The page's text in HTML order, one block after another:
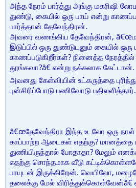
அந்த நேரம் பார்த்து அங்கு மகரிஷி
துண்டு, கையில் ஒரு பாய் என்று
பார்த்தான் தேவேந்திரன்.
அவரை வணங்கிய தேவேந்திரன்,
இடுப்பில் ஒரு துண்டுடனும் கையில் ஒரு
காணப்படுகிறீர்கள்? நினைத்த
தூங்கவா?â€ என்று நக்கலாக கேட்டான்.
அவனது கேள்வியின் உட்கருத்தை
புன்சிரிப்போடு பணிவோடு பதிலளித்தார்.
â€œதேவேந்திரா இந்த உடலோ ஒரு
காப்பாற்ற ஆடைகள் எதற்கு? மானத்தை
துணியிருந்தால் போதாதா? மேலும்
எதற்கு சொந்தமாக வீடு
பாயுடன் இருக்கிறேன். வெயிலோ,
தலைக்கு மேல் விரித்துக்கொள்வேன்â€